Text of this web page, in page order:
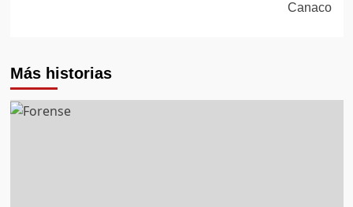
Canaco
Más historias